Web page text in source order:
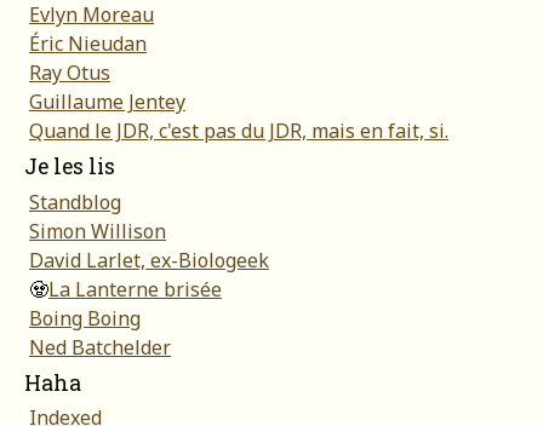
Evlyn Moreau
Éric Nieudan
Ray Otus
Guillaume Jentey
Quand le JDR, c'est pas du JDR, mais en fait, si.
Je les lis
Standblog
Simon Willison
David Larlet, ex-Biologeek
🧟La Lanterne brisée
Boing Boing
Ned Batchelder
Haha
Indexed